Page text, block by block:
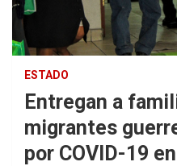
ESTADO
Entregan a
migrantes
por COVID-19